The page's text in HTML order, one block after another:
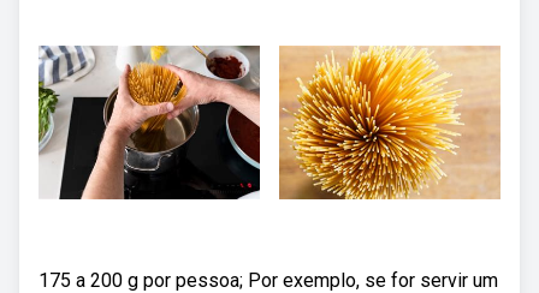
175 a 200 g por pessoa; Por exemplo, se for servir um